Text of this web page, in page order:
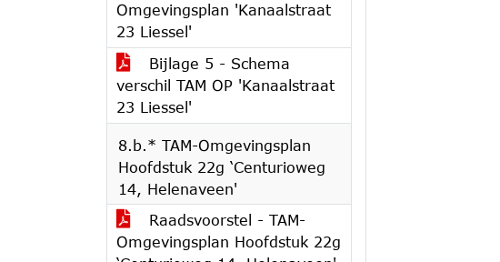
Omgevingsplan 'Kanaalstraat
23 Liessel'
Bijlage 5 - Schema
verschil TAM OP 'Kanaalstraat
23 Liessel'
8.b.* TAM-Omgevingsplan
Hoofdstuk 22g ‘Centurioweg
14, Helenaveen'
Raadsvoorstel - TAM-
Omgevingsplan Hoofdstuk 22g